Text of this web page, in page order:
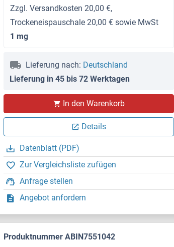
Zzgl. Versandkosten 20,00 €,
Trockeneispauschale 20,00 € sowie MwSt
1 mg
Lieferung nach: Deutschland
Lieferung in 45 bis 72 Werktagen
In den Warenkorb
Details
Datenblatt (PDF)
Zur Vergleichsliste zufügen
Anfrage stellen
Angebot anfordern
Produktnummer ABIN7551042